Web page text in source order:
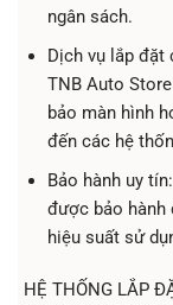
ngân sách.
Dịch vụ lắp đặt
TNB Auto
bảo màn hình
đến các hệ
Bảo hành uy
được bảo hành
hiệu suất sử
HỆ THỐNG LẮP